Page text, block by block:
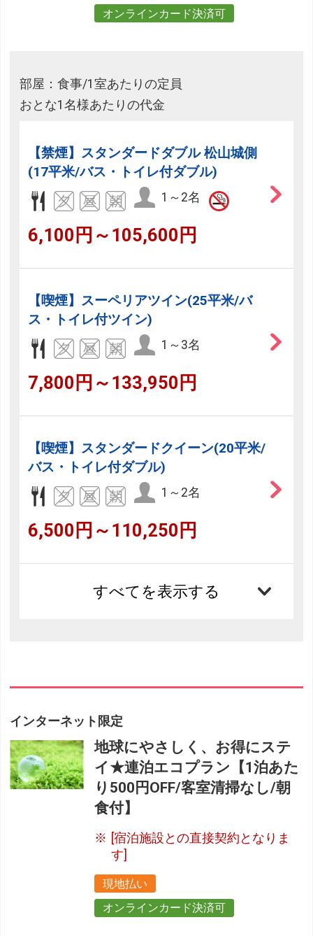
オンラインカード決済可
部屋：食事/1室あたりの定員
おとな1名様あたりの代金
【禁煙】スタンダードダブル 松山城側
(17平米/バス・トイレ付ダブル)
1～2名
6,100円～105,600円
【喫煙】スーペリアツイン(25平米/バ
ス・トイレ付ツイン)
1～3名
7,800円～133,950円
【喫煙】スタンダードクイーン(20平米/
バス・トイレ付ダブル)
1～2名
6,500円～110,250円
すべてを表示する
インターネット限定
地球にやさしく、お得にステ
イ★連泊エコプラン【1泊あた
り500円OFF/客室清掃なし/朝
食付】
[宿泊施設との直接契約となりま
す]
現地払い
オンラインカード決済可